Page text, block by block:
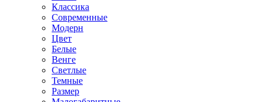
Классика
Современные
Модерн
Цвет
Белые
Венге
Светлые
Темные
Размер